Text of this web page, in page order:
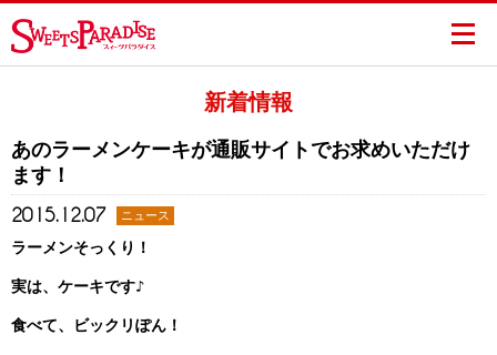
新着情報
あのラーメンケーキが通販サイトでお求めいただけ
ます！
2015.12.07 ニュース
ラーメンそっくり！
実は、ケーキです♪
食べて、ビックリぽん！